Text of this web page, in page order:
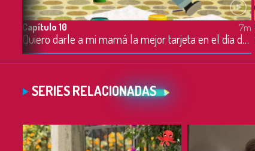
Capítulo 10
Quiero darle a mi mamá la mejor tarjeta en el día de la madre
7m
SERIES RELACIONADAS